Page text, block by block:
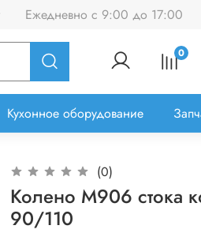
Ежедневно с 9:00 до 17:00
0
Кухонное оборудование
(0)
Колено M906 стока
90/110